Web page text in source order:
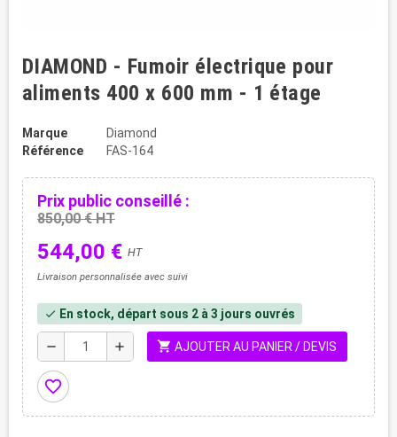
DIAMOND - Fumoir électrique pour
aliments 400 x 600 mm - 1 étage
Marque
Diamond
Référence
FAS-164
Prix public conseillé :
850,00 € HT
544,00 € HT
Livraison personnalisée avec suivi
check En stock, départ sous 2 à 3 jours ouvrés
remove add shopping_cart AJOUTER AU PANIER / DEVIS
favorite_border